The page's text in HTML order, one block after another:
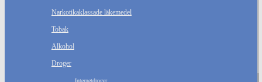
Narkotikaklassade läkemedel
Tobak
Alkohol
Droger
Internetdroger